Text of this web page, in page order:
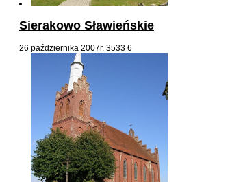
Sierakowo Sławieńskie
26 października 2007r. 3533 6